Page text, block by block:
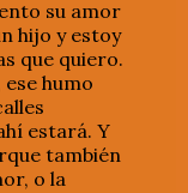
su amor
hijo y estoy
que quiero.
humo
estará. Y
también
o la